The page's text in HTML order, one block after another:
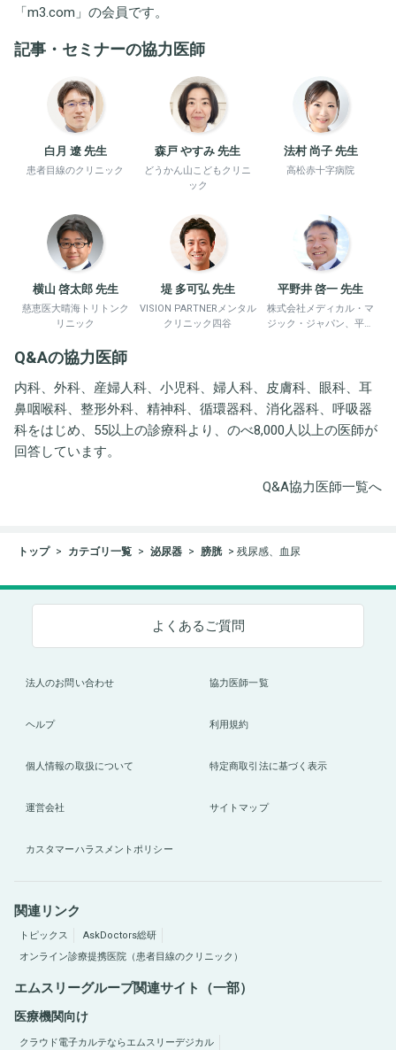
「m3.com 」の会員です。
記事・セミナーの協力医師
白月 遼 先生
患者目線のクリニック
森戸 やすみ 先生
どうかん山こどもクリニ
ック
法村 尚子 先生
高松赤十字病院
横山 啓太郎 先生
慈恵医大晴海トリトンク
リニック
堤 多可弘 先生
VISION PARTNERメンタル
クリニック四谷
平野井 啓一 先生
株式会社メディカル・マ
ジック・ジャパン、平野
Q&Aの協力医師
内科、外科、産婦人科、小児科、婦人科、皮膚科、眼科、耳
鼻咽喉科、整形外科、精神科、循環器科、消化器科、呼吸器
科をはじめ、55以上の診療科より、のべ8,000人以上の医師が
回答しています。
Q&A協力医師一覧へ
トップ カテゴリ一覧 泌尿器 膀胱 残尿感、血尿
よくあるご質問
法人のお問い合わせ 協力医師一覧
ヘルプ 利用規約
個人情報の取扱について 特定商取引法に基づく表示
運営会社 サイトマップ
カスタマーハラスメントポリシー
関連リンク
トピックス
AskDoctors総研
オンライン診療提携医院（患者目線のクリニック）
エムスリーグループ関連サイト（一部）
医療機関向け
クラウド電子カルテならエムスリーデジカル